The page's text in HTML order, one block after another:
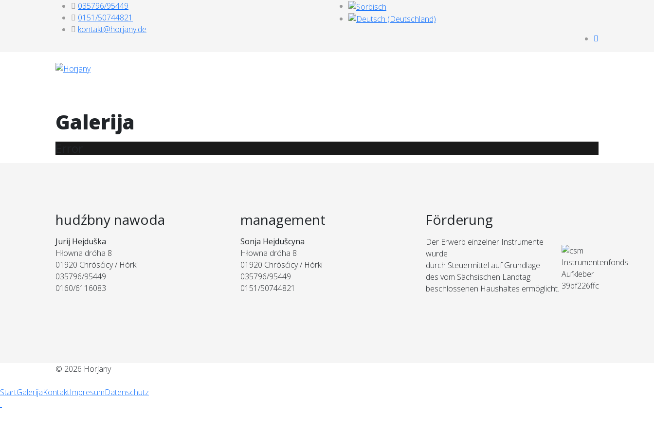
035796/95449
0151/50744821
kontakt@horjany.de
Galerija
hudźbny nawoda
Jurij Hejduška
Hłowna dróha 8
01920 Chrósćicy / Hórki
035796/95449
0160/6116083
management
Sonja Hejdušcyna
Hłowna dróha 8
01920 Chrósćicy / Hórki
035796/95449
0151/50744821
Förderung
Der Erwerb einzelner Instrumente
wurde
durch Steuermittel auf Grundlage
des vom Sächsischen Landtag
beschlossenen Haushaltes ermöglicht.
© 2026 Horjany
StartGalerijaKontaktImpresumDatenschutz